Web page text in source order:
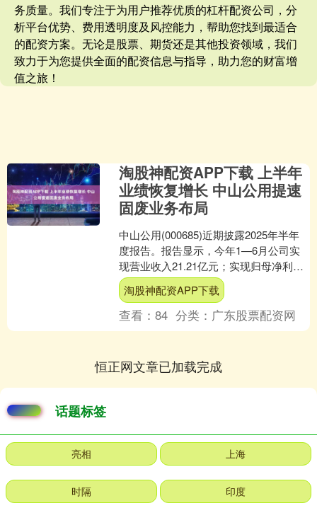
务质量。我们专注于为用户推荐优质的杠杆配资公司，分
析平台优势、费用透明度及风控能力，帮助您找到最适合
的配资方案。无论是股票、期货还是其他投资领域，我们
致力于为您提供全面的配资信息与指导，助力您的财富增
值之旅！
淘股神配资APP下载 上半年
业绩恢复增长 中山公用提速
固废业务布局
中山公用(000685)近期披露2025年半年
度报告。报告显示，今年1—6月公司实
现营业收入21.21亿元；实现归母净利润
7.19亿元，同比大幅增长29.55%....
淘股神配资APP下载
查看：84 分类： 广东股票配资网
恒正网文章已加载完成
话题标签
亮相 上海
时隔 印度